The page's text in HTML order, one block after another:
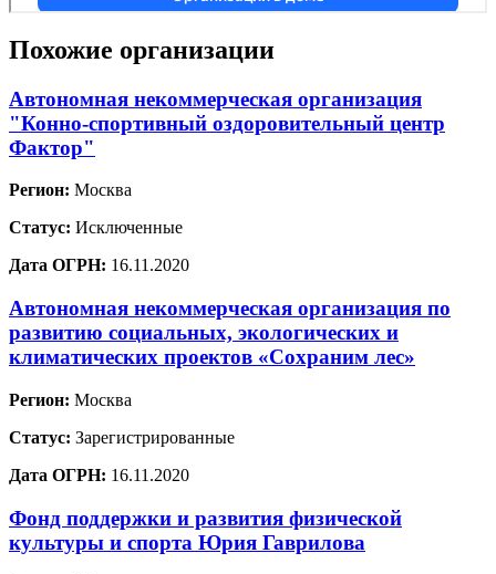
Похожие организации
Автономная некоммерческая организация
"Конно-спортивный оздоровительный центр
Фактор"
Регион: Москва
Статус: Исключенные
Дата ОГРН: 16.11.2020
Автономная некоммерческая организация по
развитию социальных, экологических и
климатических проектов «Сохраним лес»
Регион: Москва
Статус: Зарегистрированные
Дата ОГРН: 16.11.2020
Фонд поддержки и развития физической
культуры и спорта Юрия Гаврилова